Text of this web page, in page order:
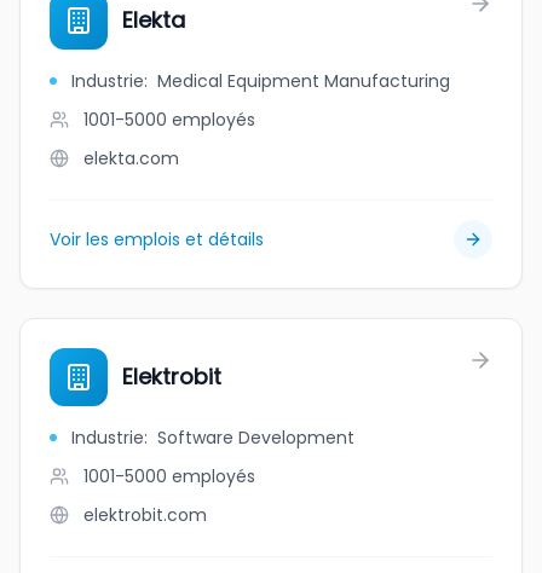
Elekta
Industrie: Medical Equipment Manufacturing
1001-5000 employés
elekta.com
Voir les emplois et détails
Elektrobit
Industrie: Software Development
1001-5000 employés
elektrobit.com